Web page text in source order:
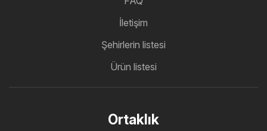
İletişim
Şehirlerin listesi
Ürün listesi
Ortaklık